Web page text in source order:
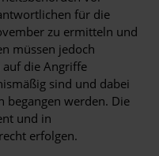
für die
zu ermitteln und
müssen jedoch
auf die Angriffe
sind und dabei
begangen werden. Die
und in
erfolgen.